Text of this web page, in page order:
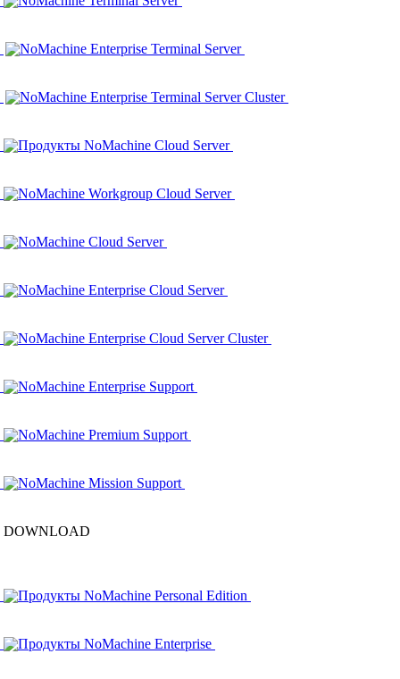
NoMachine Enterprise Terminal Server
NoMachine Enterprise Terminal Server Cluster
Продукты NoMachine Cloud Server
NoMachine Workgroup Cloud Server
NoMachine Cloud Server
NoMachine Enterprise Cloud Server
NoMachine Enterprise Cloud Server Cluster
NoMachine Enterprise Support
NoMachine Premium Support
NoMachine Mission Support
DOWNLOAD
Продукты NoMachine Personal Edition
Продукты NoMachine Enterprise